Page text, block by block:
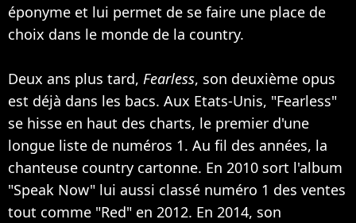
éponyme et lui permet de se faire une place de
choix dans le monde de la country.
Deux ans plus tard, Fearless, son deuxième opus
est déjà dans les bacs. Aux Etats-Unis, "Fearless"
se hisse en haut des charts, le premier d'une
longue liste de numéros 1. Au fil des années, la
chanteuse country cartonne. En 2010 sort l'album
"Speak Now" lui aussi classé numéro 1 des ventes
tout comme "Red" en 2012. En 2014, son